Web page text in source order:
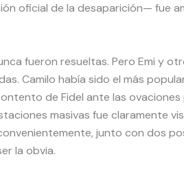
oficial de la desaparición— fue
fueron resueltas. Pero Emi y
Camilo había sido el más
de Fidel ante las
masivas fue claramente
junto con dos
la obvia.